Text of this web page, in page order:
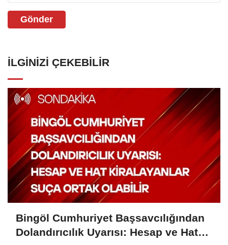
Gönder
İLGINIZI ÇEKEBILIR
Bingöl Cumhuriyet Başsavcılığından
Dolandırıcılık Uyarısı: Hesap ve Hat